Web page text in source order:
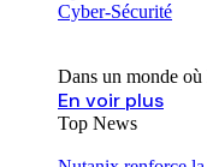
Cyber-Sécurité
Dans un monde
En voir plus
Top News